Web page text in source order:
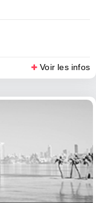
Voir les infos